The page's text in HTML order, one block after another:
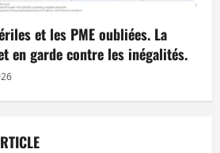
et les PME oubliées. La
en garde contre les inégalités.